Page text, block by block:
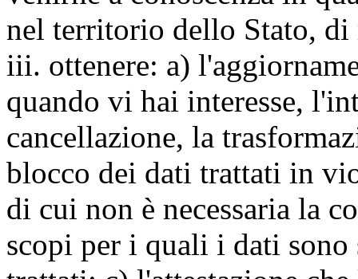
nel territorio dello Stato,
iii. ottenere: a)
quando vi hai interesse,
cancellazione, la
blocco dei dati trattati in
di cui non è necessaria la
scopi per i quali i dati sono